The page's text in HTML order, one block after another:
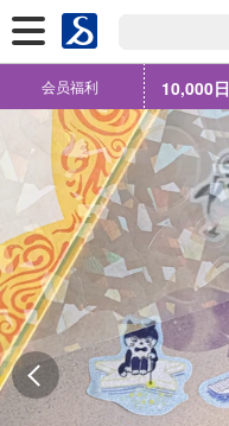
会员福利 10,000